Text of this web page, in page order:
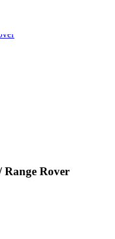
Rover